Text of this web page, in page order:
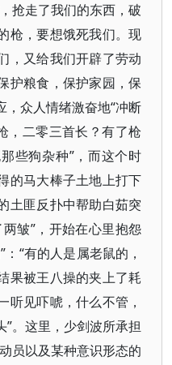
抢走了我们的东西，破
枪，要想饿死我们。现
，又给我们开辟了劳动
护粮食，保护家园，保
众人情绪激奋地“冲断
，二零三首长？有了枪
些狗杂种”，而这个时
的马大棒子土地上打下
土匪反扑中帮助白茹突
皱”，开始在心里抱怨
“有的人是属老鼠的，
果被王八操的夹上了耗
听见吓唬，什么不管，
。这里，少剑波所承担
员以及某种意识形态的